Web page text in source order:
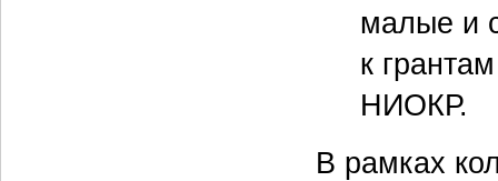
малые и
к
НИОКР.
В рамках